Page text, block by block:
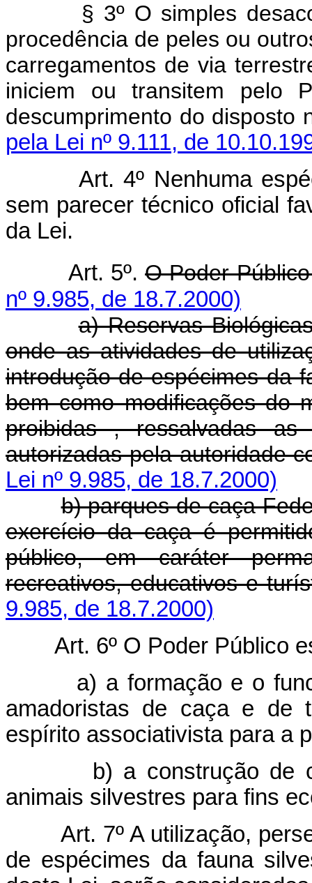
§ 3º O simples
procedência de peles ou
carregamentos de via
iniciem ou transitem pelo
descumprimento do disposto
pela Lei nº 9.111, de
Art. 4º Nenhuma
sem parecer técnico oficial
da Lei.
Art. 5º.O Poder
nº 9.985, de 18.7.2000)
a) Reservas
onde as atividades de
introdução de espécimes da
bem como modificações do
proibidas , ressalvadas as
autorizadas pela autoridade
Lei nº 9.985, de 18.7.2000)
b) parques de caça
exercício da caça é
público, em caráter
recreativos, educativos e
9.985, de 18.7.2000)
Art. 6º O Poder Público
a) a formação e o
amadoristas de caça e de
espírito associativista para a
b) a construção de
animais silvestres para fins
Art. 7º A utilização,
de espécimes da fauna